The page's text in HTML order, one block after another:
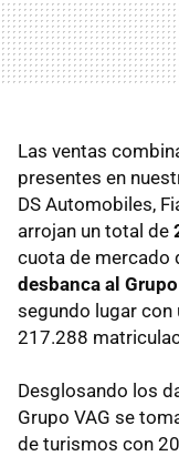
Las ventas
presentes en
DS Automobiles,
arrojan un total de
cuota de mercado
desbanca al
segundo lugar con
217.288
Desglosando los
Grupo VAG se
de turismos con